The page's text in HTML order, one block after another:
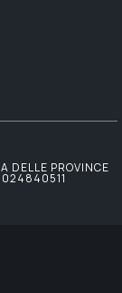
DELLE PROVINCE